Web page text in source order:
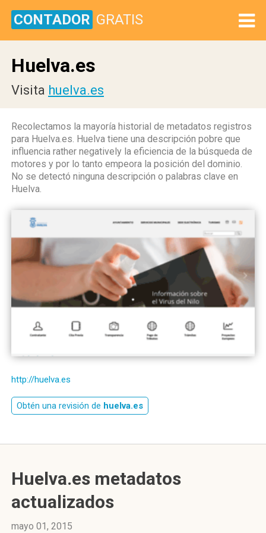
CONTADOR GRATIS
Huelva.es
Visita huelva.es
Recolectamos la mayoría historial de metadatos registros
para Huelva.es. Huelva tiene una descripción pobre que
influencia rather negatively la eficiencia de la búsqueda de
motores y por lo tanto empeora la posición del dominio.
No se detectó ninguna descripción o palabras clave en
Huelva.
http://huelva.es
Obtén una revisión de huelva.es
Huelva.es metadatos
actualizados
mayo 01, 2015